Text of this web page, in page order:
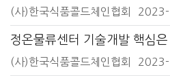
(사)한국식품콜드체인협회
정온물류센터 기술개발 핵심은
(사)한국식품콜드체인협회